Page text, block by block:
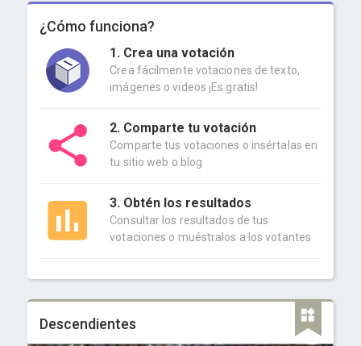
¿Cómo funciona?
1. Crea una votación
Crea fácilmente votaciones de texto,
imágenes o videos ¡Es gratis!
2. Comparte tu votación
Comparte tus votaciones o insértalas en
tu sitio web o blog
3. Obtén los resultados
Consultar los resultados de tus
votaciones o muéstralos a los votantes
Descendientes